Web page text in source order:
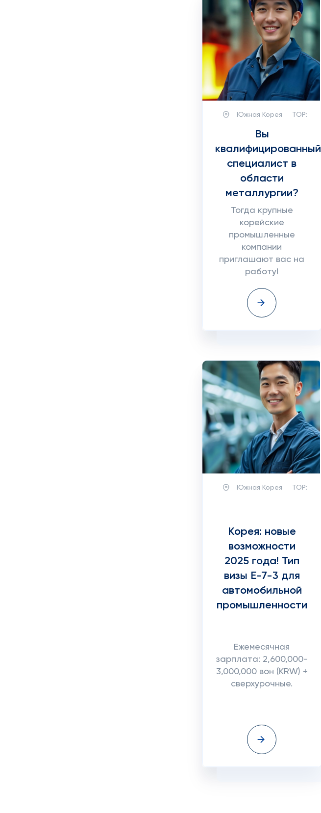
Южная Корея TOP:
Вы
квалифицированный
специалист в
области
металлургии?
Тогда крупные
корейские
промышленные
компании
приглашают вас на
работу!
Южная Корея TOP:
Корея: новые
возможности
2025 года! Тип
визы E-7-3 для
автомобильной
промышленности
Ежемесячная
зарплата: 2,600,000-
3,000,000 вон (KRW) +
сверхурочные.